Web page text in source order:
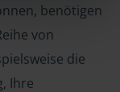
benötigen
von
die
Ihre